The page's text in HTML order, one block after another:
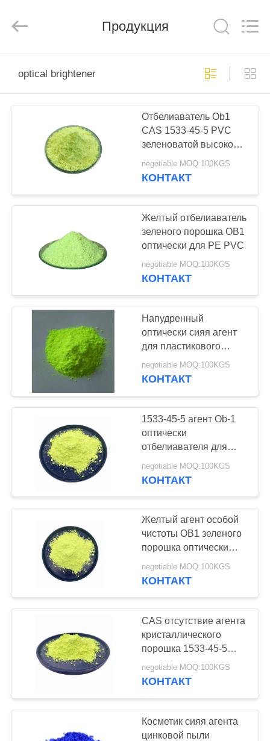
ПРОДУКТЫ
ПУТЕШЕСТВИЕ
ПРОВЕРКА
КАЧЕСТВА
СВЯЖИТЕСЬ
СПРОСИТЕ
ЦИТАТУ
КАРТА
САЙТА
PRIVACY
POLICY
Chemical
Продукция
optical brightener
Отбелиаватель Ob1
CAS 1533-45-5 PVC
зеленоватой высокой
эффективности
порошка оптически
negotiable MOQ:100KGS
КОНТАКТ
Желтый отбелиаватель
зеленого порошка OB1
оптически для PE PVC
negotiable MOQ:100KGS
КОНТАКТ
Напудренный
оптически сияя агент
для пластикового
Ауксиляры Кас 1533 45
5
negotiable MOQ:100KGS
КОНТАКТ
1533-45-5 агент Ob-1
оптически
отбелиавателя для
пластиковых труб
заполнителей PVC
negotiable MOQ:100KGS
КОНТАКТ
Желтый агент особой
чистоты OB1 зеленого
порошка оптически
сияя для PVC
negotiable MOQ:100KGS
КОНТАКТ
CAS отсутствие агента
кристаллического
порошка 1533-45-5
оптически сияя для
пластмассы
negotiable MOQ:100KGS
КОНТАКТ
Косметик сияя агента
цинковой пыли